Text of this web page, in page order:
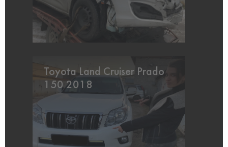
Toyota Land Cruiser Prado
150 2018